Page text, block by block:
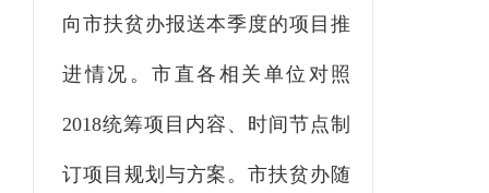
向市扶贫办报送本季度的项目推
进情况。市直各相关单位对照
2018统筹项目内容、时间节点制
订项目规划与方案。市扶贫办随